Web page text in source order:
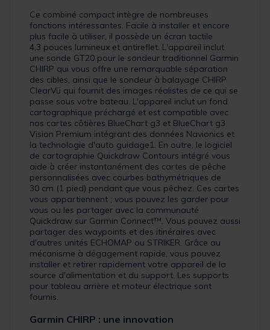
Ce combiné compact intègre de nombreuses
fonctions intéressantes. Facile à installer et encore
plus facile à utiliser, il possède un écran tactile
4,3 pouces lumineux et antireflet. L'appareil inclut
une sonde GT20 pour le sondeur traditionnel Garmin
CHIRP qui vous offre une remarquable séparation
des cibles, ainsi que le sondeur à balayage CHIRP
ClearVü qui fournit des images réalistes de ce qui se
passe sous votre bateau. L'appareil inclut un fond
cartographique préchargé et est compatible avec
nos cartes côtières BlueChart g3 et BlueChart g3
Vision Premium intégrant des données Navionics et
la technologie d'auto guidage1. En outre, le logiciel
de cartographie Quickdraw Contours intégré vous
aide à créer instantanément des cartes de pêche
personnalisées avec courbes bathymétriques de
30 cm (1 pied) pendant que vous pêchez. Ces cartes
vous appartiennent ; vous pouvez les garder pour
vous ou les partager avec la communauté
Quickdraw sur Garmin Connect™. Vous pouvez aussi
partager des waypoints et des itinéraires avec
d'autres unités ECHOMAP ou STRIKER. Grâce au
mécanisme à dégagement rapide, vous pouvez
installer et retirer rapidement votre appareil de la
source d'alimentation et du support. Les supports
pour tableau arrière et moteur électrique sont
fournis.
Garmin CHIRP : une innovation